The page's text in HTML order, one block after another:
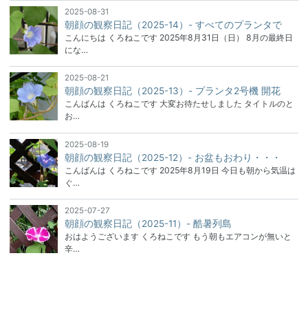
2025-08-31
朝顔の観察日記（2025-14）- すべてのプランタで
こんにちは くろねこです 2025年8月31日（日） 8月の最終日
にな…
2025-08-21
朝顔の観察日記（2025-13）- プランタ2号機 開花
こんばんは くろねこです 大変お待たせしました タイトルのと
お…
2025-08-19
朝顔の観察日記（2025-12）- お盆もおわり・・・
こんばんは くろねこです 2025年8月19日 今日も朝から気温は
ぐ…
2025-07-27
朝顔の観察日記（2025-11）- 酷暑列島
おはようございます くろねこです もう朝もエアコンが無いと
辛…